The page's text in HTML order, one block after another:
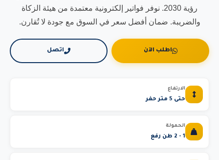
رؤية 2030. نوفر فواتير إلكترونية معتمدة من هيئة الزكاة
والضريبة. ضمان أفضل سعر في السوق مع جودة لا تُقارن.
اطلب الآن اتصل
الارتفاع
حتى 5 متر حفر
الحمولة
1 - 2 طن رفع